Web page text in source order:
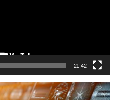
21:42